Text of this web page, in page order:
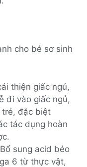
cho bé sơ sinh
thiện giấc ngủ,
đi vào giấc ngủ,
trẻ, đặc biệt
tác dụng hoàn
sung acid béo
6 từ thực vật,